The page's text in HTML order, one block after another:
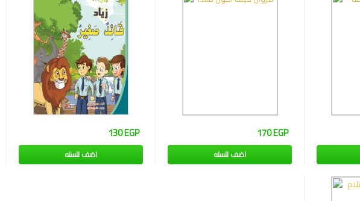
170 EGP
اضف للسله
130 EGP
اضف للسله